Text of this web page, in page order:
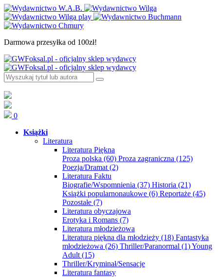
Darmowa przesyłka od 100zł!
0
Książki
Literatura
Literatura Piękna
Proza polska (60) Proza zagraniczna (125)
Poezja/Dramat (2)
Literatura Faktu
Biografie/Wspomnienia (37) Historia (21)
Książki popularnonaukowe (6) Reportaże (45)
Pozostałe (7)
Literatura obyczajowa
Erotyka i Romans (7)
Literatura młodzieżowa
Literatura piękna dla młodzieży (18) Fantastyka
młodzieżowa (26) Thriller/Paranormal (1)Young
Adult (15)
Thriller/Kryminał/Sensacje
Literatura fantasy